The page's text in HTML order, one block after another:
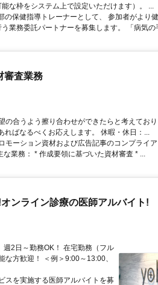
な枠をシステム上で設定いただけます）。 ...
の保健指導トレーナーとして、 参加者がより
業務委託パートナーを募集します。 「病気の
審査業務
の合うよう擦り合わせができたらと考えてお
ばなるべくお応えします。 休暇・休日：...
モーション資材および広告記事のコンプライ
業務： * 作成要領に基づいた資材審査 * ...
ンライン診療の医師アルバイト!
2日～勤務OK！ 在宅勤務（フル
方歓迎！ ＜例＞9:00～13:00、
スを実施する医師アルバイトを募